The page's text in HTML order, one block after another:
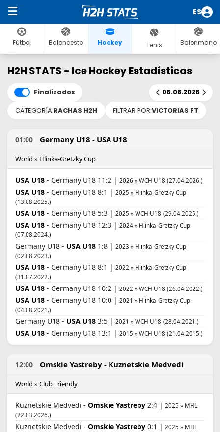
ES
Fútbol Baloncesto Hockey Tenis Balonmano
H2H STATS - Ice Hockey Estadísticas
Finalizados
06.08.2026
CATEGORÍA:RACHAS H2H FILTRAR POR:VICTORIAS FT
01:00 Germany U18 - USA U18
World » Hlinka-Gretzky Cup
USA U18 - Germany U18 11:2 | 2026 » WCH U18 (27.04.2026.)
USA U18 - Germany U18 8:1 | 2025 » Hlinka-Gretzky Cup
(13.08.2025.)
USA U18 - Germany U18 5:3 | 2025 » WCH U18 (29.04.2025.)
USA U18 - Germany U18 12:3 | 2024 » Hlinka-Gretzky Cup
(07.08.2024.)
Germany U18 - USA U18 1:8 | 2023 » Hlinka-Gretzky Cup
(02.08.2023.)
USA U18 - Germany U18 8:1 | 2022 » Hlinka-Gretzky Cup
(31.07.2022.)
USA U18 - Germany U18 10:2 | 2022 » WCH U18 (26.04.2022.)
USA U18 - Germany U18 10:0 | 2021 » Hlinka-Gretzky Cup
(04.08.2021.)
Germany U18 - USA U18 3:5 | 2021 » WCH U18 (28.04.2021.)
USA U18 - Germany U18 13:1 | 2015 » WCH U18 (21.04.2015.)
12:00 Omskie Yastreby - Kuznetskie Medvedi
World » Club Friendly
Kuznetskie Medvedi - Omskie Yastreby 2:4 | 2025 » MHL
(22.03.2026.)
Kuznetskie Medvedi - Omskie Yastreby 0:1 | 2025 » MHL